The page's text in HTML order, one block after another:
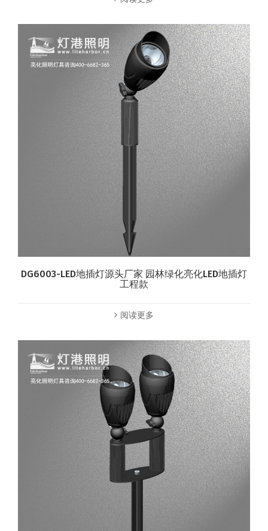
DG6003-LED地插灯源头厂家 园林绿化亮化LED地插灯
工程款
阅读更多